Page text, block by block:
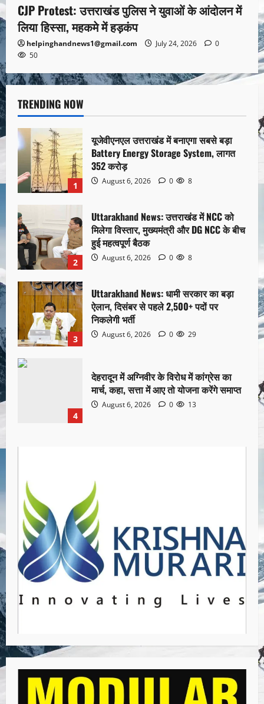
CJP Protest: उत्तराखंड पुलिस ने युवाओं के आंदोलन में
लिया हिस्सा, महकमे में हड़कंप
helpinghandnews1@gmail.com July 24, 2026
0
50
TRENDING NOW
1
यूजेवीएनएल उत्तराखंड में बनाएगा सबसे बड़ा
Battery Energy Storage System, लागत
352 करोड़
August 6, 2026 0 8
2
Uttarakhand News: उत्तराखंड में NCC को
मिलेगा विस्तार, मुख्यमंत्री और DG NCC के बीच
हुई महत्वपूर्ण बैठक
August 6, 2026 0 8
3
Uttarakhand News: धामी सरकार का बड़ा
ऐलान, दिसंबर से पहले 2,500+ पदों पर
निकलेगी भर्ती
August 6, 2026 0 29
4
देहरादून में अग्निवीर के विरोध में कांग्रेस का
मार्च, कहा, सत्ता में आए तो योजना करेंगे समाप्त
August 6, 2026 0 13